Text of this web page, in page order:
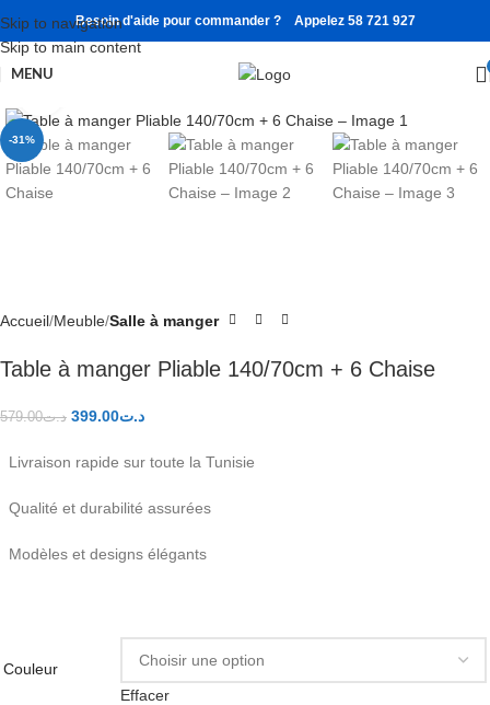
Skip to navigation
Skip to main content
Besoin d'aide pour commander ? Appelez 58 721 927
MENU
-31%
Watch video
Accueil Meuble Salle à manger
Table à manger Pliable 140/70cm + 6 Chaise
د.ت579.00 د.ت399.00
Livraison rapide sur toute la Tunisie
Qualité et durabilité assurées
Modèles et designs élégants
Couleur
Effacer